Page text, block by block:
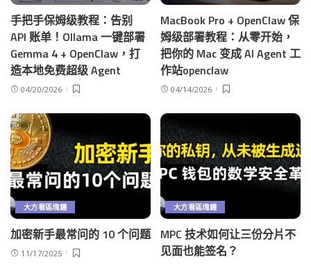
手把手保姆级教程：告别
API 账单！Ollama 一键部署
Gemma 4 + OpenClaw，打
造本地免费超级 Agent
04/20/2026
MacBook Pro + OpenClaw 保
姆级部署教程：从零开始，
把你的 Mac 变成 AI Agent 工
作站openclaw
04/14/2026
大方看區塊鏈
加密新手最常问的 10 个问题
11/17/2025
大方看區塊鏈
MPC 技术如何让三份分片不
见面也能签名？